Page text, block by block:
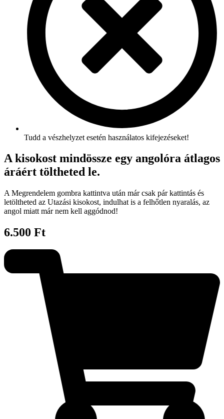
Tudd a vészhelyzet esetén használatos kifejezéseket!
A kisokost mindössze egy angolóra átlagos
áráért töltheted le.
A Megrendelem gombra kattintva után már csak pár kattintás és
letöltheted az Utazási kisokost, indulhat is a felhőtlen nyaralás, az
angol miatt már nem kell aggódnod!
6.500 Ft